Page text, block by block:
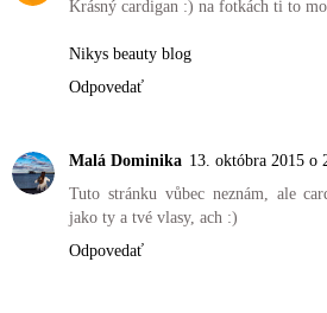
Krásný cardigan :) na fotkách ti to
Nikys beauty blog
Odpovedať
Malá Dominika 13. októbra 2015 o
Tuto stránku vůbec neznám, ale
jako ty a tvé vlasy, ach :)
Odpovedať